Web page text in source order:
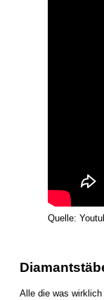
Quelle:
Alle die was